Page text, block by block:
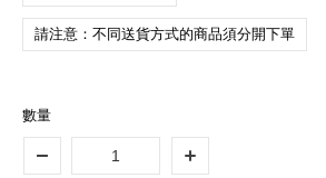
請注意：不同送貨方式的商品須分開下單
數量